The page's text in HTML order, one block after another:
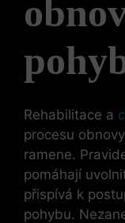
Rehabilitace a
procesu
ramene.
pomáhají
přispívá k
pohybu.